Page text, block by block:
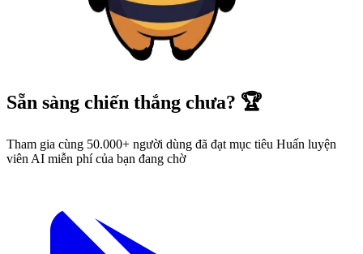
Sẵn sàng chiến thắng chưa? 🏆
Tham gia cùng 50.000+ người dùng đã đạt mục tiêu Huấn luyện
viên AI miễn phí của bạn đang chờ